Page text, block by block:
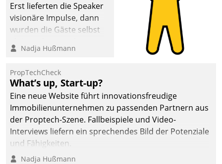
Erst lieferten die Speaker
visionäre Impulse, dann
wurden die Gäste selbst
methodisch
Quartier. Dazwischen
zeigte Datatrain, was es
Neues zu bieten hat.
Nadja Hußmann
PropTechCheck
What’s up, Start-up?
Eine neue Website führt innovationsfreudige
Immobilienunternehmen zu passenden Partnern aus
der Proptech-Szene. Fallbeispiele und Video-
Interviews liefern ein sprechendes Bild der Potenziale
und Fähigkeiten.
Nadja Hußmann